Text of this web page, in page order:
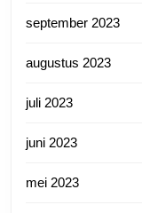
september 2023
augustus 2023
juli 2023
juni 2023
mei 2023